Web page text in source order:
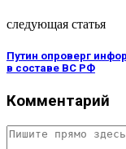
следующая статья
Путин опроверг
в составе ВС РФ
Комментарий